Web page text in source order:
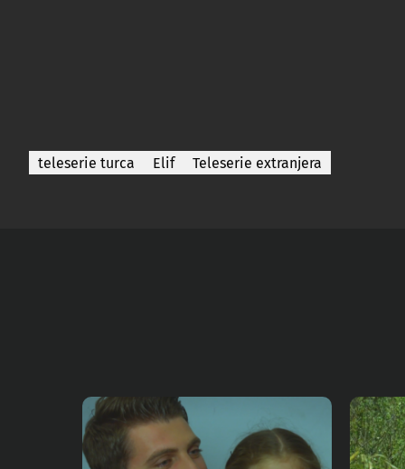
teleserie turca Elif Teleserie extranjera